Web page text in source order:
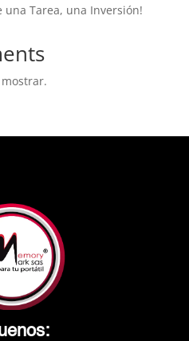
una Tarea, una Inversión!